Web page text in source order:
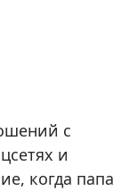
с
и
когда папа